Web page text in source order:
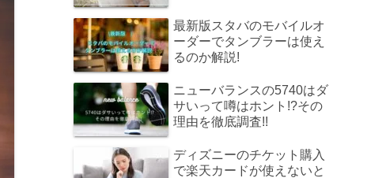
最新版スタバのモバイルオ
ーダーでタンブラーは使え
るのか解説!
ニューバランスの5740はダ
サいって噂はホント!?その
理由を徹底調査!!
ディズニーのチケット購入
で楽天カードが使えないと